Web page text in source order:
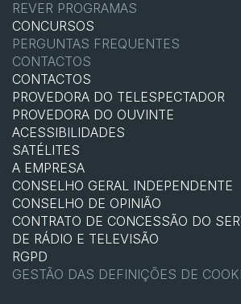
REVER PROGRAMAS
CONCURSOS
PERGUNTAS FREQUENTES
CONTACTOS
CONTACTOS
PROVEDORA DO TELESPECTADOR
PROVEDORA DO OUVINTE
ACESSIBILIDADES
SATÉLITES
A EMPRESA
CONSELHO GERAL INDEPENDENTE
CONSELHO DE OPINIÃO
CONTRATO DE CONCESSÃO DO
DE RÁDIO E TELEVISÃO
RGPD
GESTÃO DAS DEFINIÇÕES DE